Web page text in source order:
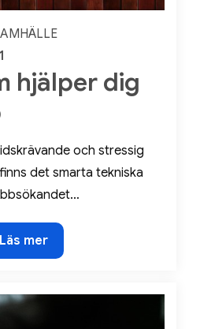
hjälper dig
och stressig
det smarta tekniska
Teknik
Läs mer